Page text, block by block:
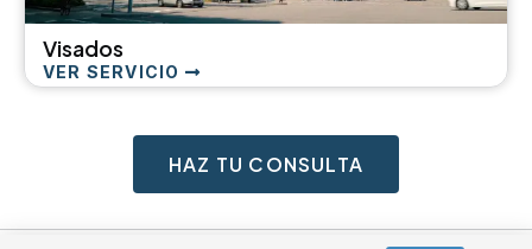
Visados
VER SERVICIO
HAZ TU CONSULTA